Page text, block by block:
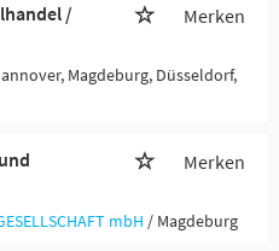
/
Merken
Magdeburg, Düsseldorf,
Merken
mbH / Magdeburg